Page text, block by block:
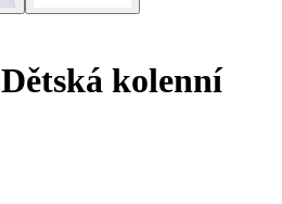
Dětská kolenní